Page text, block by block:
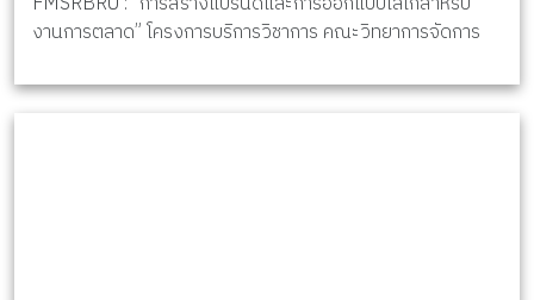
งานการตลาด” โครงการบริการวิชาการ คณะวิทยาการจัดการ